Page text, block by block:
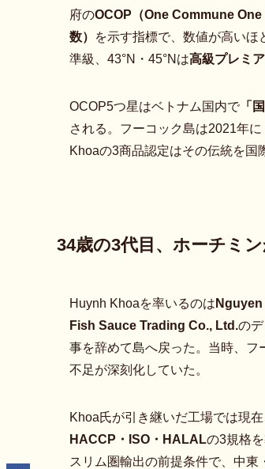
府のOCOP（One Commune
数）
を示す指標で、数値が高い
準級、43°N・45°Nは高級プレミ
OCOP5つ星はベトナム国内で「
される。フーコック島は2021年に
Khoaの3商品認定はその伝統を国
34歳の3代目、ホーチミ
Huynh Khoaを率いるのは Nguyen
Fish Sauce Trading Co., Ltd.の
事を辞めて島へ戻った。当時、
不足が深刻化していた。
Khoa氏が引き継いだ工場では現在
HACCP・ISO・HALALの3規格
スリム圏輸出の前提条件で、中東